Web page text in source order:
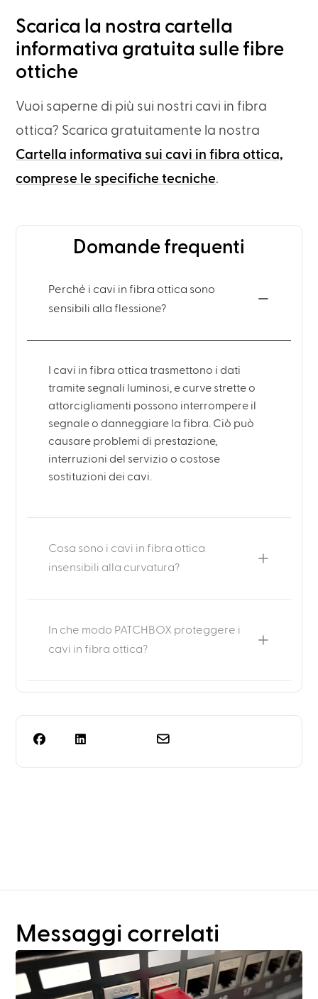
Scarica la nostra cartella
informativa gratuita sulle fibre
ottiche
Vuoi saperne di più sui nostri cavi in fibra
ottica? Scarica gratuitamente la nostra
Cartella informativa sui cavi in fibra ottica,
comprese le specifiche tecniche.
Domande frequenti
Perché i cavi in fibra ottica sono
sensibili alla flessione?
I cavi in fibra ottica trasmettono i dati
tramite segnali luminosi, e curve strette o
attorcigliamenti possono interrompere il
segnale o danneggiare la fibra. Ciò può
causare problemi di prestazione,
interruzioni del servizio o costose
sostituzioni dei cavi.
Cosa sono i cavi in fibra ottica
insensibili alla curvatura?
In che modo PATCHBOX proteggere i
cavi in fibra ottica?
Messaggi correlati